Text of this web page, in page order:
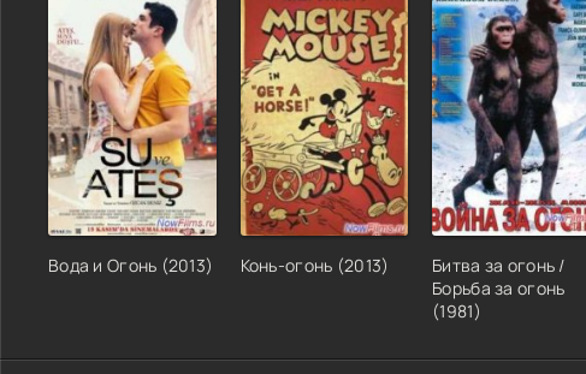
Перекрёстный огонь / Raging Fire / Crossfire / Nou fo (2021) BDRip
Team | Pazl Voice
Перекрёстный огонь / Raging Fire / Crossfire / Nou fo (2021) WEBRip-
ExKinoRay | L
Перекрёстный огонь / Crossfire (1947) BDRip 720p от msltel | P
Перекрёстный огонь / Les insoumis (2008) ВDRip 720р | P
Вода и Огонь (2013) Конь-огонь (2013)
Битва за огонь /
Борьба за огонь
(1981)